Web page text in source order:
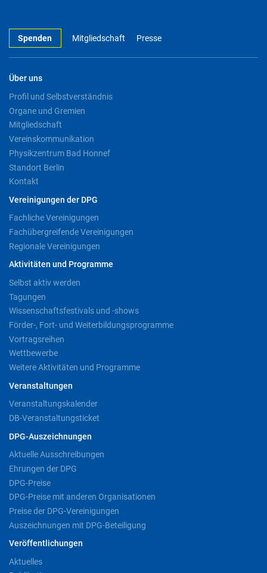
Spenden Mitgliedschaft Presse
Über uns
Profil und Selbstverständnis
Organe und Gremien
Mitgliedschaft
Vereinskommunikation
Physikzentrum Bad Honnef
Standort Berlin
Kontakt
Vereinigungen der DPG
Fachliche Vereinigungen
Fachübergreifende Vereinigungen
Regionale Vereinigungen
Aktivitäten und Programme
Selbst aktiv werden
Tagungen
Wissenschaftsfestivals und -shows
Förder-, Fort- und Weiterbildungsprogramme
Vortragsreihen
Wettbewerbe
Weitere Aktivitäten und Programme
Veranstaltungen
Veranstaltungskalender
DB-Veranstaltungsticket
DPG-Auszeichnungen
Aktuelle Ausschreibungen
Ehrungen der DPG
DPG-Preise
DPG-Preise mit anderen Organisationen
Preise der DPG-Vereinigungen
Auszeichnungen mit DPG-Beteiligung
Veröffentlichungen
Aktuelles